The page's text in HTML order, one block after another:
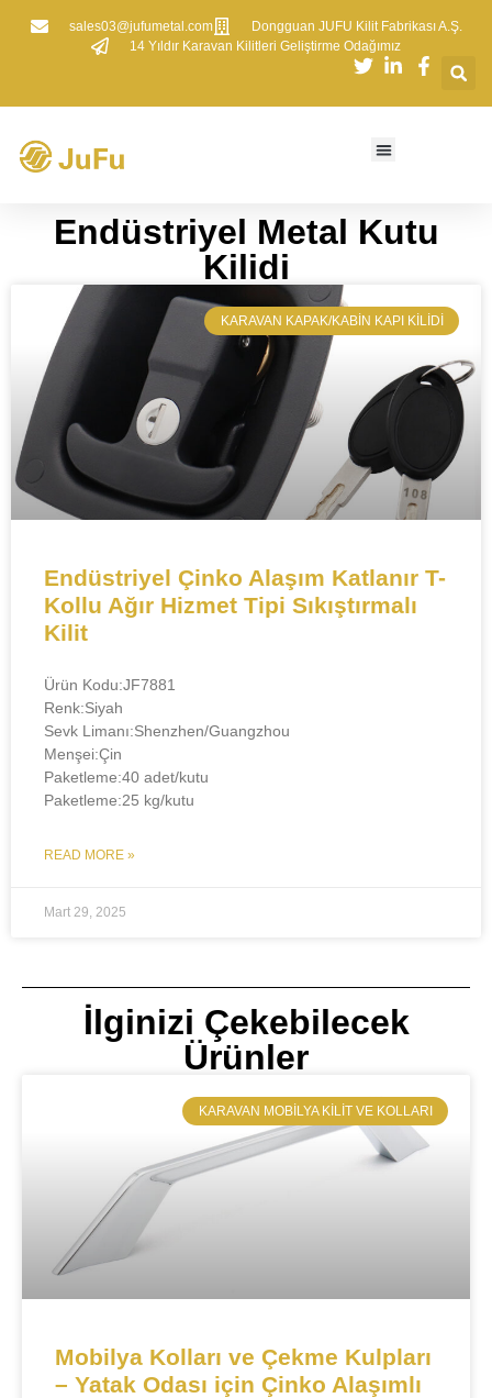
sales03@jufumetal.com
​Dongguan JUFU Kilit Fabrikası A.Ş.
​14 Yıldır Karavan Kilitleri Geliştirme Odağımız
Endüstriyel Metal Kutu
Kilidi
​KARAVAN KAPAK/KABIN KAPI KILIDI
Endüstriyel Çinko Alaşım Katlanır T-
Kollu Ağır Hizmet Tipi Sıkıştırmalı
Kilit
Ürün Kodu:JF7881
Renk:Siyah
Sevk Limanı:Shenzhen/Guangzhou
​Menşei:Çin
Paketleme:40 adet/kutu
Paketleme:25 kg/kutu
READ MORE »
Mart 29, 2025
İlginizi Çekebilecek
Ürünler
​KARAVAN MOBILYA KILIT VE KOLLARI
Mobilya Kolları ve Çekme Kulpları
– Yatak Odası için Çinko Alaşımlı